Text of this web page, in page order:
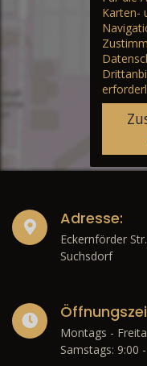
Karten-
Adresse:
Eckernförder
Suchsdorf
Montags -
Samstags: 9:00